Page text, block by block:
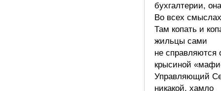
бухгалтерии,
Во всех
Там копать и
жильцы сами
не справляются
крысиной
Управляющий
никакой, хамло